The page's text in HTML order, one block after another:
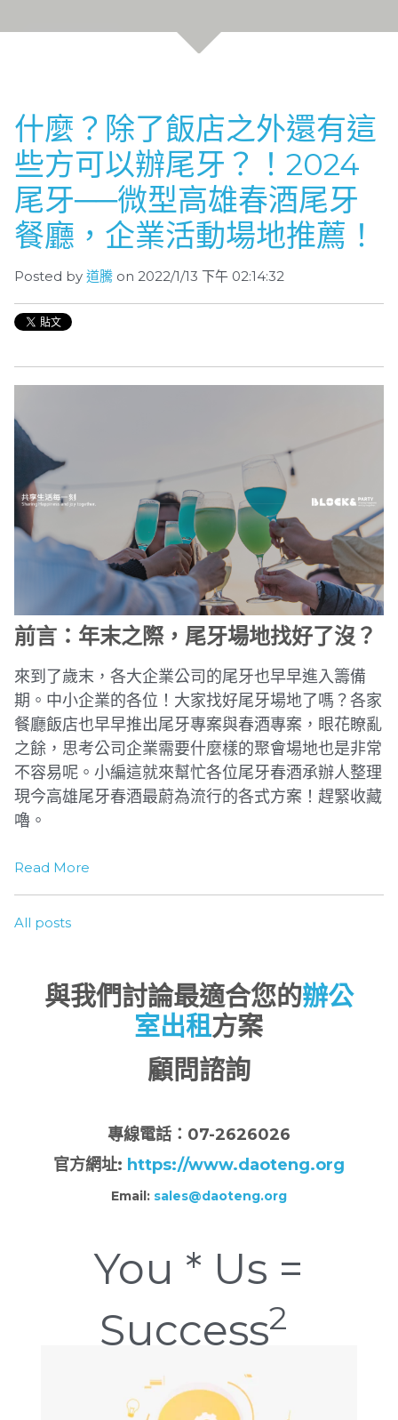
什麼？除了飯店之外還有這
些方可以辦尾牙？！2024
尾牙──微型高雄春酒尾牙
餐廳，企業活動場地推薦！
Posted by道騰 on 2022/1/13 下午 02:14:32
前言：年末之際，尾牙場地找好了沒？
來到了歲末，各大企業公司的尾牙也早早進入籌備
期。中小企業的各位！大家找好尾牙場地了嗎？各家
餐廳飯店也早早推出尾牙專案與春酒專案，眼花瞭亂
之餘，思考公司企業需要什麼樣的聚會場地也是非常
不容易呢。小編這就來幫忙各位尾牙春酒承辦人整理
現今高雄尾牙春酒最蔚為流行的各式方案！趕緊收藏
嚕。
Read More
All posts
與我們討論最適合您的辦公
室出租方案
顧問諮詢
專線電話：07-2626026
官方網址: https://www.daoteng.org
Email: sales@daoteng.org
You * Us =
Success2